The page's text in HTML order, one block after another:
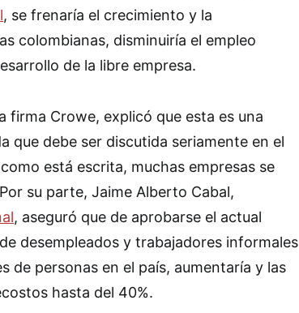
, se frenaría el crecimiento y la
colombianas, disminuiría el empleo
de la libre empresa.
firma Crowe, explicó que esta es una
que debe ser discutida seriamente en el
está escrita, muchas empresas se
su parte, Jaime Alberto Cabal,
, aseguró que de aprobarse el actual
desempleados y trabajadores informales
de personas en el país, aumentaría y las
hasta del 40%.